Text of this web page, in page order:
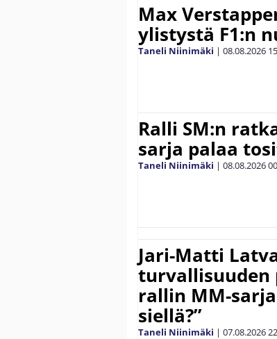
Max
ylistystä F1:n
Taneli Niinimäki | 08.08.2026
Ralli SM:n
sarja palaa
Taneli Niinimäki | 08.08.2026
Jari-Matti
turvallisuuden
rallin MM-
siellä?”
Taneli Niinimäki | 07.08.2026